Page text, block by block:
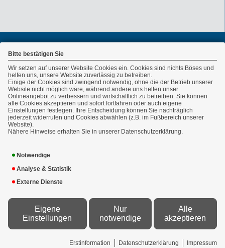
Bitte bestätigen Sie
Wir setzen auf unserer Website Cookies ein. Cookies sind nichts Böses und
helfen uns, unsere Website zuverlässig zu betreiben.
Einige der Cookies sind zwingend notwendig, ohne die der Betrieb unserer
Website nicht möglich wäre, während andere uns helfen unser
Onlineangebot zu verbessern und wirtschaftlich zu betreiben. Sie können
alle Cookies akzeptieren und sofort fortfahren oder auch eigene
Einstellungen festlegen. Ihre Entscheidung können Sie nachträglich
jederzeit widerrufen und Cookies abwählen (z.B. im Fußbereich unserer
Website).
Nähere Hinweise erhalten Sie in unserer Datenschutzerklärung.
Notwendige
Analyse & Statistik
Externe Dienste
Eigene
Einstellungen
Nur
notwendige
Alle
akzeptieren
Erstinformation Datenschutzerklärung Impressum
Ansprechpartner:
CALLIDA
Heinrieter Str. 12
74074 Heilbronn
07131/20 37 880
Konzeption, technische Entwicklung, fachliche Betreuung -VEMA
Versicherungsmakler Genossenschaft eG
Proxy-Version: 2.3